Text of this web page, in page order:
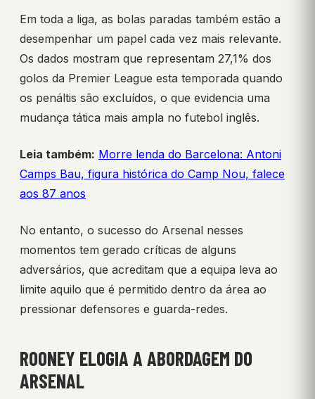
Em toda a liga, as bolas paradas também estão a
desempenhar um papel cada vez mais relevante.
Os dados mostram que representam 27,1% dos
golos da Premier League esta temporada quando
os penáltis são excluídos, o que evidencia uma
mudança tática mais ampla no futebol inglês.
Leia também: Morre lenda do Barcelona: Antoni
Camps Bau, figura histórica do Camp Nou, falece
aos 87 anos
No entanto, o sucesso do Arsenal nesses
momentos tem gerado críticas de alguns
adversários, que acreditam que a equipa leva ao
limite aquilo que é permitido dentro da área ao
pressionar defensores e guarda-redes.
ROONEY ELOGIA A ABORDAGEM DO
ARSENAL